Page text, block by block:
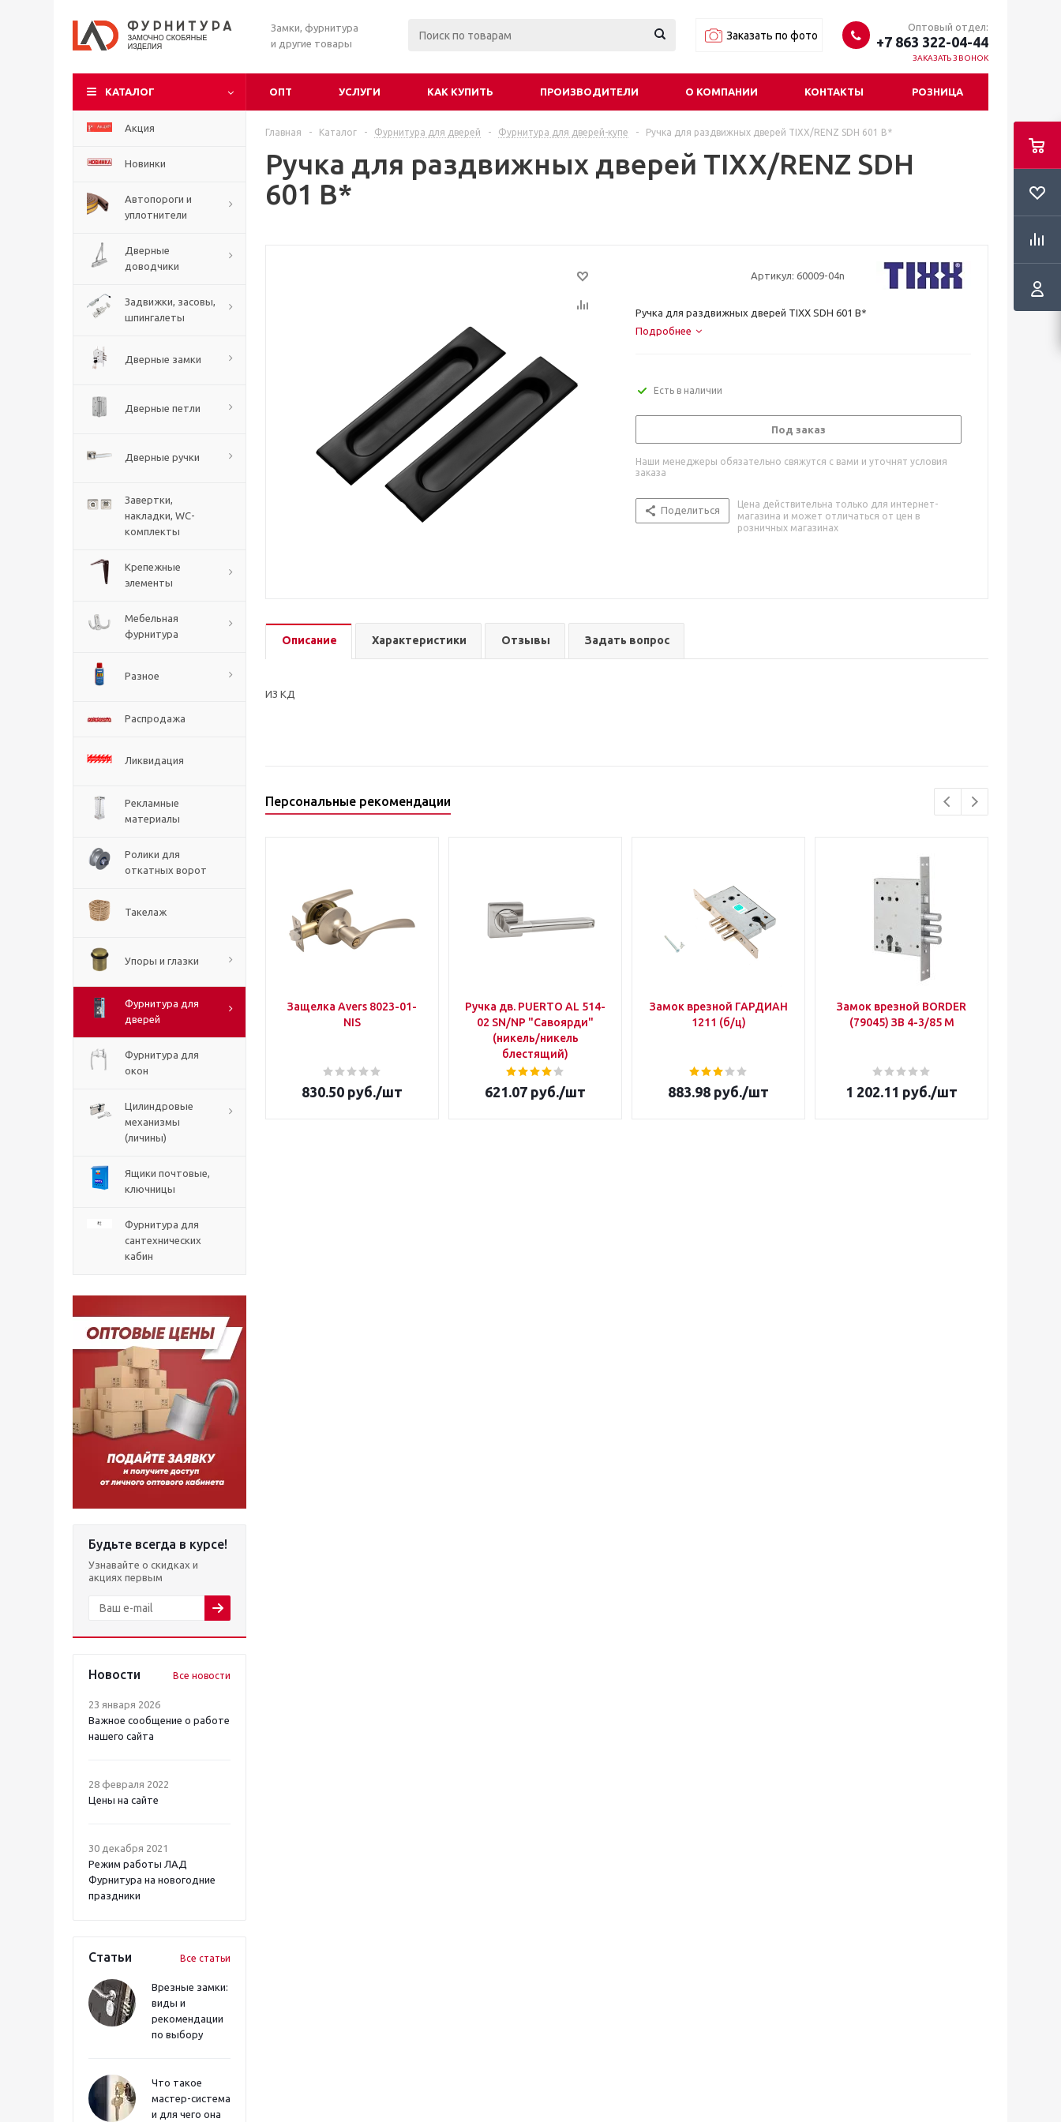
Замки, фурнитура
и другие товары
Заказать по фото
Оптовый отдел:
+7 863 322-04-44
ЗАКАЗАТЬ ЗВОНОК
КАТАЛОГ ОПТ УСЛУГИ КАК КУПИТЬ ПРОИЗВОДИТЕЛИ О КОМПАНИИ КОНТАКТЫ РОЗНИЦА
Акция
Новинки
Автопороги и
уплотнители
Дверные
доводчики
Задвижки, засовы,
шпингалеты
Дверные замки
Дверные петли
Дверные ручки
Завертки,
накладки, WC-
комплекты
Крепежные
элементы
Мебельная
фурнитура
Разное
Распродажа
Ликвидация
Рекламные
материалы
Ролики для
откатных ворот
Такелаж
Упоры и глазки
Фурнитура для
дверей
Фурнитура для
окон
Цилиндровые
механизмы
(личины)
Ящики почтовые,
ключницы
Фурнитура для
сантехнических
кабин
Будьте всегда в курсе!
Узнавайте о скидках и
акциях первым
Новости Все новости
23 января 2026
Важное сообщение о работе
нашего сайта
28 февраля 2022
Цены на сайте
30 декабря 2021
Режим работы ЛАД
Фурнитура на новогодние
праздники
Статьи Все статьи
Врезные замки:
виды и
рекомендации
по выбору
Что такое
мастер-система
и для чего она
Главная - Каталог - Фурнитура для дверей - Фурнитура для дверей-купе - Ручка для раздвижных дверей TIXX/RENZ SDH 601 B*
Ручка для раздвижных дверей TIXX/RENZ SDH
601 B*
Артикул: 60009-04n
Ручка для раздвижных дверей TIXX SDH 601 B*
Подробнее
Есть в наличии
Под заказ
Наши менеджеры обязательно свяжутся с вами и уточнят условия
заказа
Поделиться
Цена действительна только для интернет-
магазина и может отличаться от цен в
розничных магазинах
Описание Характеристики Отзывы Задать вопрос
ИЗ КД
Персональные рекомендации
Защелка Avers 8023-01-
NIS
830.50 руб./шт
Ручка дв. PUERTO AL 514-
02 SN/NP "Савоярди"
(никель/никель
блестящий)
621.07 руб./шт
Замок врезной ГАРДИАН
1211 (б/ц)
883.98 руб./шт
Замок врезной BORDER
(79045) ЗВ 4-3/85 М
1 202.11 руб./шт